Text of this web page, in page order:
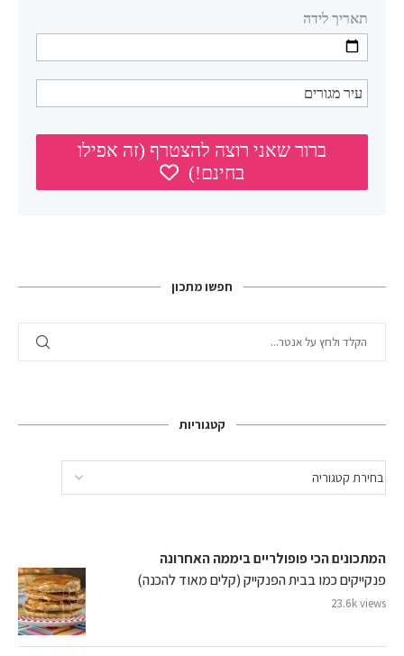
חפשו מתכון
קטגוריות
המתכונים הכי פופולריים ביממה האחרונה
פנקייקים כמו בבית הפנקייק (קלים מאוד להכנה)
23.6k views